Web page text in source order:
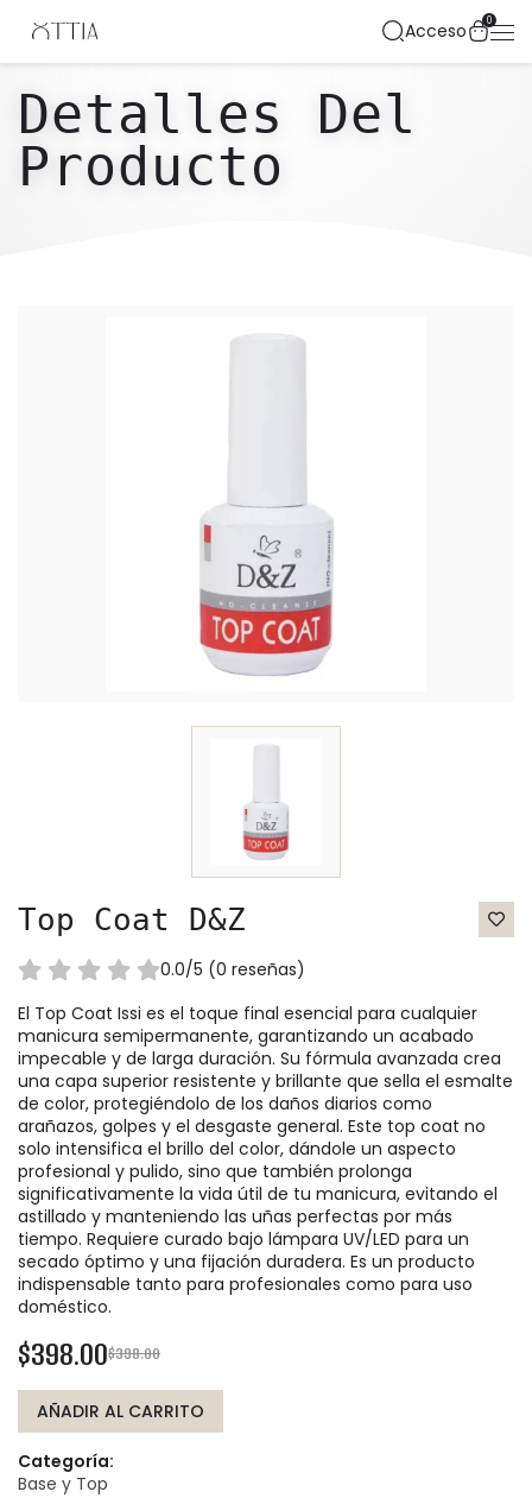
Acceso 0
Detalles Del
Producto
Top Coat D&Z
0.0/5 (0 reseñas)
El Top Coat Issi es el toque final esencial para cualquier
manicura semipermanente, garantizando un acabado
impecable y de larga duración. Su fórmula avanzada crea
una capa superior resistente y brillante que sella el esmalte
de color, protegiéndolo de los daños diarios como
arañazos, golpes y el desgaste general. Este top coat no
solo intensifica el brillo del color, dándole un aspecto
profesional y pulido, sino que también prolonga
significativamente la vida útil de tu manicura, evitando el
astillado y manteniendo las uñas perfectas por más
tiempo. Requiere curado bajo lámpara UV/LED para un
secado óptimo y una fijación duradera. Es un producto
indispensable tanto para profesionales como para uso
doméstico.
$398.00$398.00
AÑADIR AL CARRITO
Categoría:
Base y Top